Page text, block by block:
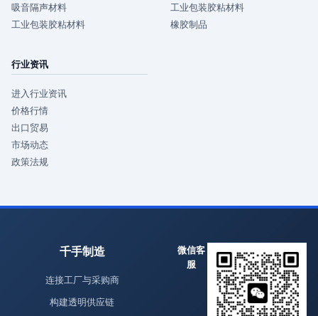
吸音隔声材料
工业包装胶粘材料
工业包装胶粘材料
橡胶制品
行业资讯
进入行业资讯
价格行情
出口贸易
市场动态
政策法规
千手制造
连接工厂与采购商
构建透明供应链
微信客
服